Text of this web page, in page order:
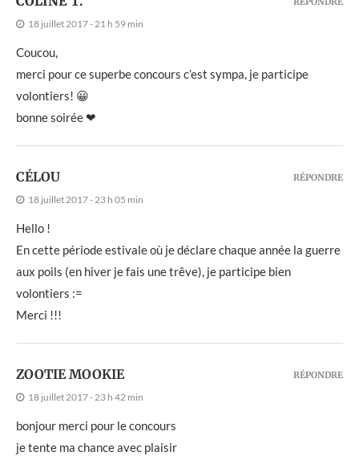
18 juillet 2017 - 21 h 59 min
Coucou,
merci pour ce superbe concours c’est sympa, je participe
volontiers! 😀
bonne soirée ❤
CÉLOU
18 juillet 2017 - 23 h 05 min
Hello !
En cette période estivale où je déclare chaque année la guerre
aux poils (en hiver je fais une trêve), je participe bien
volontiers :=
Merci !!!
RÉPONDRE
ZOOTIE MOOKIE
18 juillet 2017 - 23 h 42 min
bonjour merci pour le concours
je tente ma chance avec plaisir
RÉPONDRE